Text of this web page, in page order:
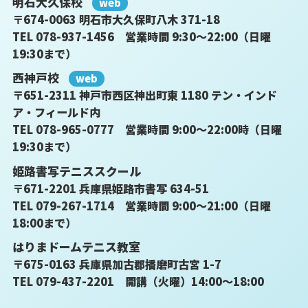
〒674-0063 明石市大久保町八木 371-18
TEL 078-937-1456 営業時間 9:30～22:00（日曜
19:30まで）
西神戸校 web
〒651-2311 神戸市西区神出町東 1180 テン・インド
ア・フィールド内
TEL 078-965-0777 営業時間 9:00～22:00時（日曜
19:30まで）
姫路書写テニススクール
〒671-2201 兵庫県姫路市書写 634-51
TEL 079-267-1714 営業時間 9:00～21:00（日曜
18:00まで）
はりまドームテニス教室
〒675-0163 兵庫県加古郡播磨町古宮 1-7
TEL 079-437-2201 開講（火曜）14:00～18:00